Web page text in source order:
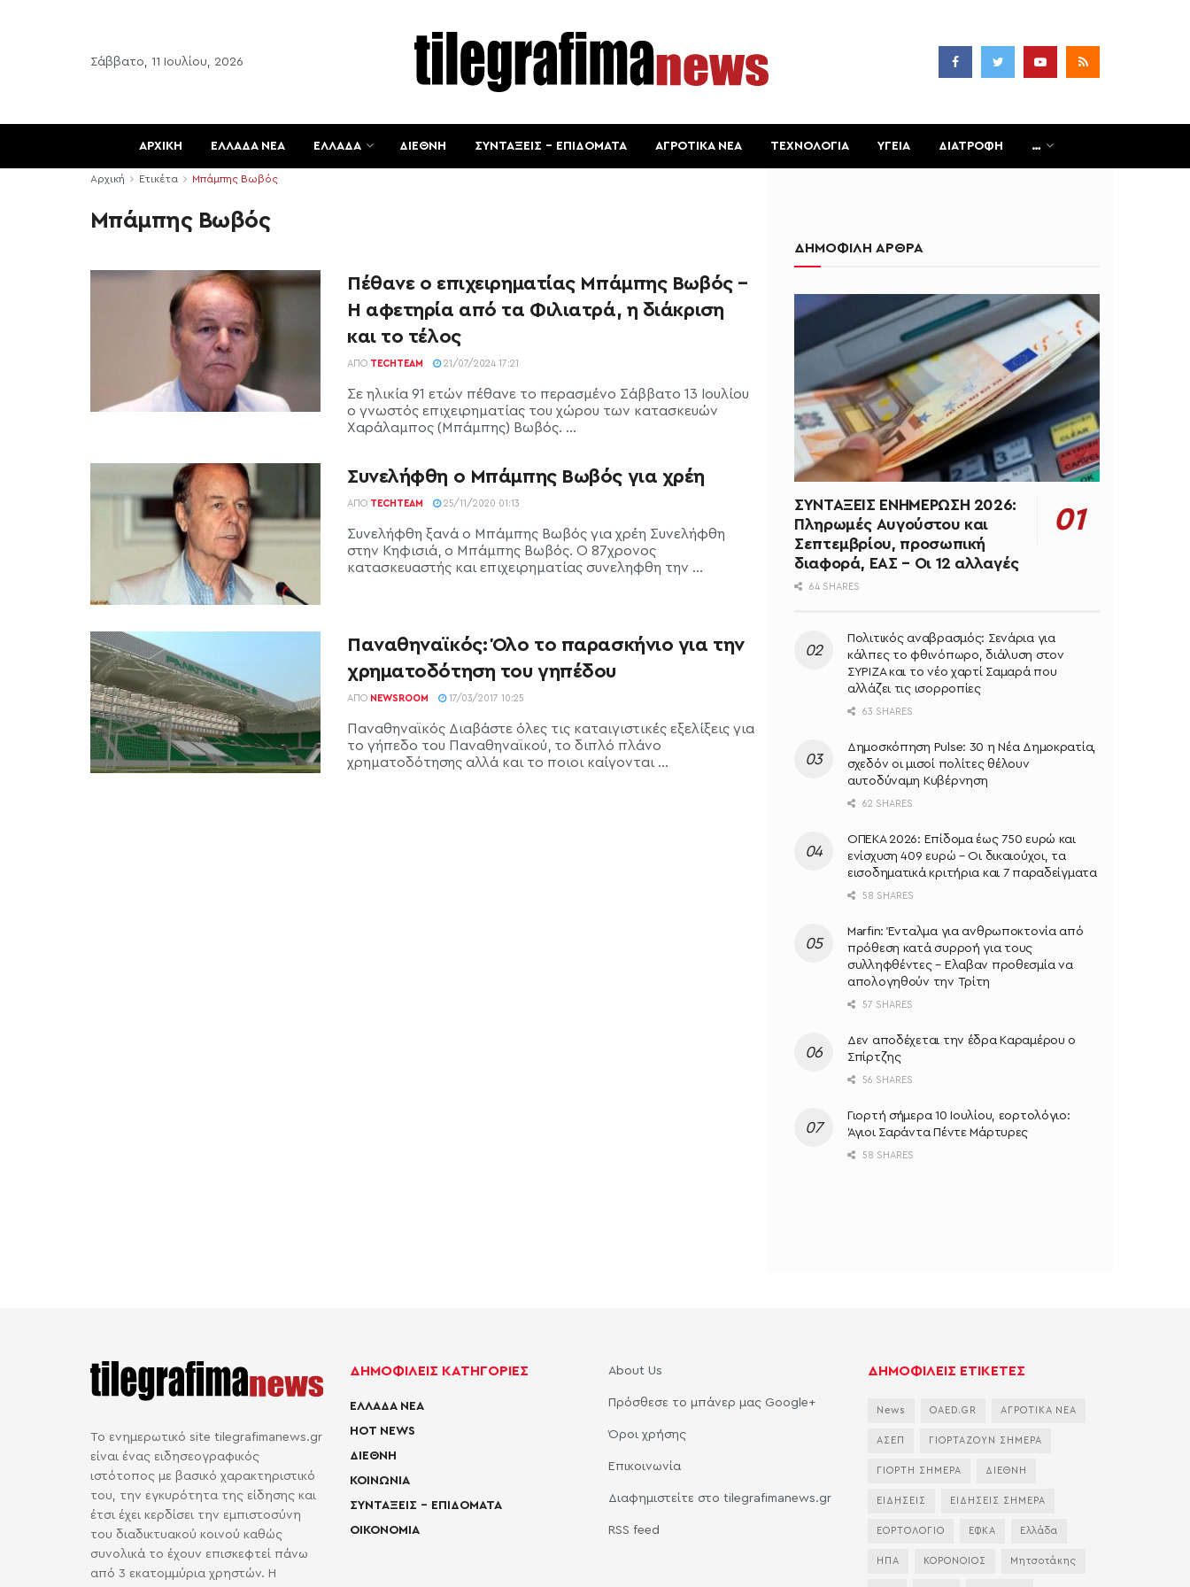
Σάββατο, 11 Ιουλίου, 2026
ΑΡΧΙΚΗ ΕΛΛΑΔΑ ΝΕΑ ΕΛΛΑΔΑ ΔΙΕΘΝΗ ΣΥΝΤΑΞΕΙΣ – ΕΠΙΔΟΜΑΤΑ ΑΓΡΟΤΙΚΑ ΝΕΑ ΤΕΧΝΟΛΟΓΙΑ ΥΓΕΙΑ ΔΙΑΤΡΟΦΗ …
Αρχική Ετικέτα Μπάμπης Βωβός
Μπάμπης Βωβός
Πέθανε ο επιχειρηματίας Μπάμπης Βωβός –
Η αφετηρία από τα Φιλιατρά, η διάκριση
και το τέλος
ΑΠΌ TECHTEAM 21/07/2024 17:21
Σε ηλικία 91 ετών πέθανε το περασμένο Σάββατο 13 Ιουλίου
ο γνωστός επιχειρηματίας του χώρου των κατασκευών
Χαράλαμπος (Μπάμπης) Βωβός. ...
Συνελήφθη ο Μπάμπης Βωβός για χρέη
ΑΠΌ TECHTEAM 25/11/2020 01:13
Συνελήφθη ξανά ο Μπάμπης Βωβός για χρέη Συνελήφθη
στην Κηφισιά, ο Μπάμπης Βωβός. Ο 87χρονος
κατασκευαστής και επιχειρηματίας συνεληφθη την ...
Παναθηναϊκός: Όλο το παρασκήνιο για την
χρηματοδότηση του γηπέδου
ΑΠΌ NEWSROOM 17/03/2017 10:25
Παναθηναϊκός Διαβάστε όλες τις καταιγιστικές εξελίξεις για
το γήπεδο του Παναθηναϊκού, το διπλό πλάνο
χρηματοδότησης αλλά και το ποιοι καίγονται ...
ΔΗΜΟΦΙΛΗ ΑΡΘΡΑ
ΣΥΝΤΑΞΕΙΣ ΕΝΗΜΕΡΩΣΗ 2026:
Πληρωμές Αυγούστου και
Σεπτεμβρίου, προσωπική
διαφορά, ΕΑΣ – Οι 12 αλλαγές
64 SHARES
Πολιτικός αναβρασμός: Σενάρια για
κάλπες το φθινόπωρο, διάλυση στον
ΣΥΡΙΖΑ και το νέο χαρτί Σαμαρά που
αλλάζει τις ισορροπίες
63 SHARES
Δημοσκόπηση Pulse: 30 η Νέα Δημοκρατία,
σχεδόν οι μισοί πολίτες θέλουν
αυτοδύναμη Κυβέρνηση
62 SHARES
ΟΠΕΚΑ 2026: Επίδομα έως 750 ευρώ και
ενίσχυση 409 ευρώ – Οι δικαιούχοι, τα
εισοδηματικά κριτήρια και 7 παραδείγματα
58 SHARES
Marfin: Ένταλμα για ανθρωποκτονία από
πρόθεση κατά συρροή για τους
συλληφθέντες – Ελαβαν προθεσμία να
απολογηθούν την Τρίτη
57 SHARES
Δεν αποδέχεται την έδρα Καραμέρου ο
Σπίρτζης
56 SHARES
Γιορτή σήμερα 10 Ιουλίου, εορτολόγιο:
Άγιοι Σαράντα Πέντε Μάρτυρες
58 SHARES
Το ενημερωτικό site tilegrafimanews.gr
είναι ένας ειδησεογραφικός
ιστότοπος με βασικό χαρακτηριστικό
του, την εγκυρότητα της είδησης και
έτσι έχει κερδίσει την εμπιστοσύνη
του διαδικτυακού κοινού καθώς
συνολικά το έχουν επισκεφτεί πάνω
από 3 εκατομμύρια χρηστών. Η
ΔΗΜΟΦΙΛΕΙΣ ΚΑΤΗΓΟΡΙΕΣ
ΕΛΛΑΔΑ ΝΕΑ
HOT NEWS
ΔΙΕΘΝΗ
ΚΟΙΝΩΝΙΑ
ΣΥΝΤΑΞΕΙΣ – ΕΠΙΔΟΜΑΤΑ
ΟΙΚΟΝΟΜΙΑ
About Us
Πρόσθεσε το μπάνερ μας Google+
Όροι χρήσης
Επικοινωνία
Διαφημιστείτε στο tilegrafimanews.gr
RSS feed
ΔΗΜΟΦΙΛΕΙΣ ΕΤΙΚΕΤΕΣ
News OAED.GR ΑΓΡΟΤΙΚΑ ΝΕΑ
ΑΣΕΠ ΓΙΟΡΤΑΖΟΥΝ ΣΗΜΕΡΑ
ΓΙΟΡΤΗ ΣΗΜΕΡΑ ΔΙΕΘΝΗ
ΕΙΔΗΣΕΙΣ ΕΙΔΗΣΕΙΣ ΣΗΜΕΡΑ
ΕΟΡΤΟΛΟΓΙΟ ΕΦΚΑ Ελλάδα
ΗΠΑ ΚΟΡΟΝΟΙΟΣ Μητσοτάκης